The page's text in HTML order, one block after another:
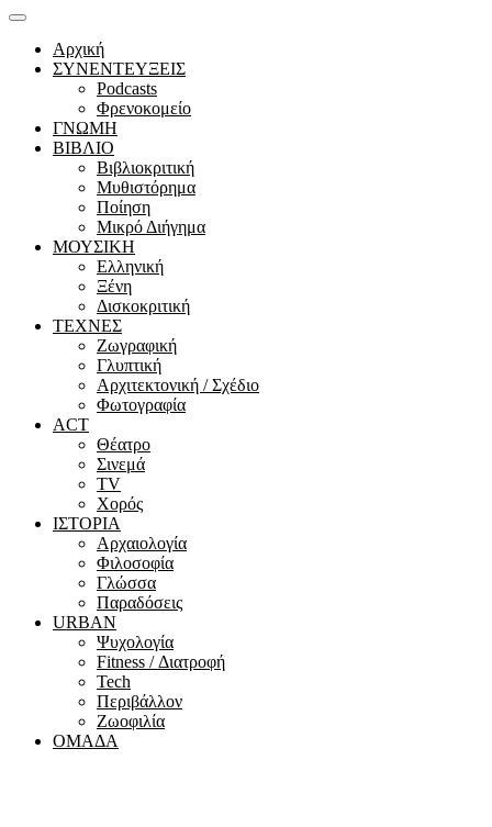
Αρχική
ΣΥΝΕΝΤΕΥΞΕΙΣ
Podcasts
Φρενοκομείο
ΓΝΩΜΗ
ΒΙΒΛΙΟ
Βιβλιοκριτική
Μυθιστόρημα
Ποίηση
Μικρό Διήγημα
ΜΟΥΣΙΚΗ
Ελληνική
Ξένη
Δισκοκριτική
ΤΕΧΝΕΣ
Ζωγραφική
Γλυπτική
Αρχιτεκτονική / Σχέδιο
Φωτογραφία
ACT
Θέατρο
Σινεμά
ΤV
Χορός
ΙΣΤΟΡΙΑ
Αρχαιολογία
Φιλοσοφία
Γλώσσα
Παραδόσεις
URBAN
Ψυχολογία
Fitness / Διατροφή
Tech
Περιβάλλον
Ζωοφιλία
ΟΜΑΔΑ